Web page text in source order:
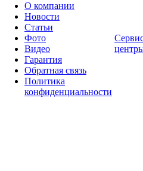
О компании
Новости
Статьи
Фото
Видео
Гарантия
Обратная связь
Политика
конфиденциальности